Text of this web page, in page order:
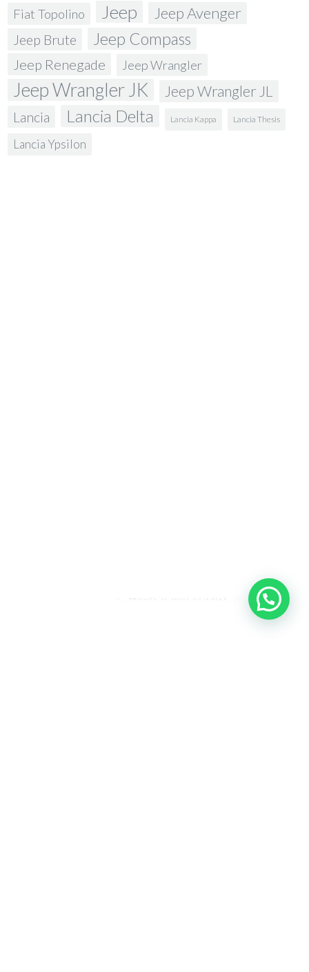
Fiat Topolino Jeep Jeep Avenger
Jeep Brute Jeep Compass
Jeep Renegade Jeep Wrangler
Jeep Wrangler JK Jeep Wrangler JL
Lancia Lancia Delta Lancia Kappa Lancia Thesis
Lancia Ypsilon
Heeft u een vraag?